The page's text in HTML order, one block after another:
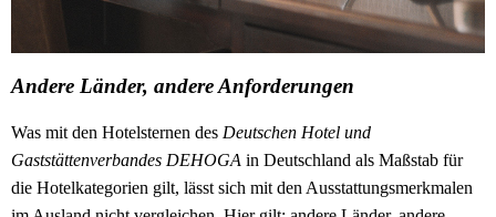
Andere Länder, andere Anforderungen
Was mit den Hotelsternen des Deutschen Hotel und
Gaststättenverbandes DEHOGA in Deutschland als Maßstab für
die Hotelkategorien gilt, lässt sich mit den Ausstattungsmerkmalen